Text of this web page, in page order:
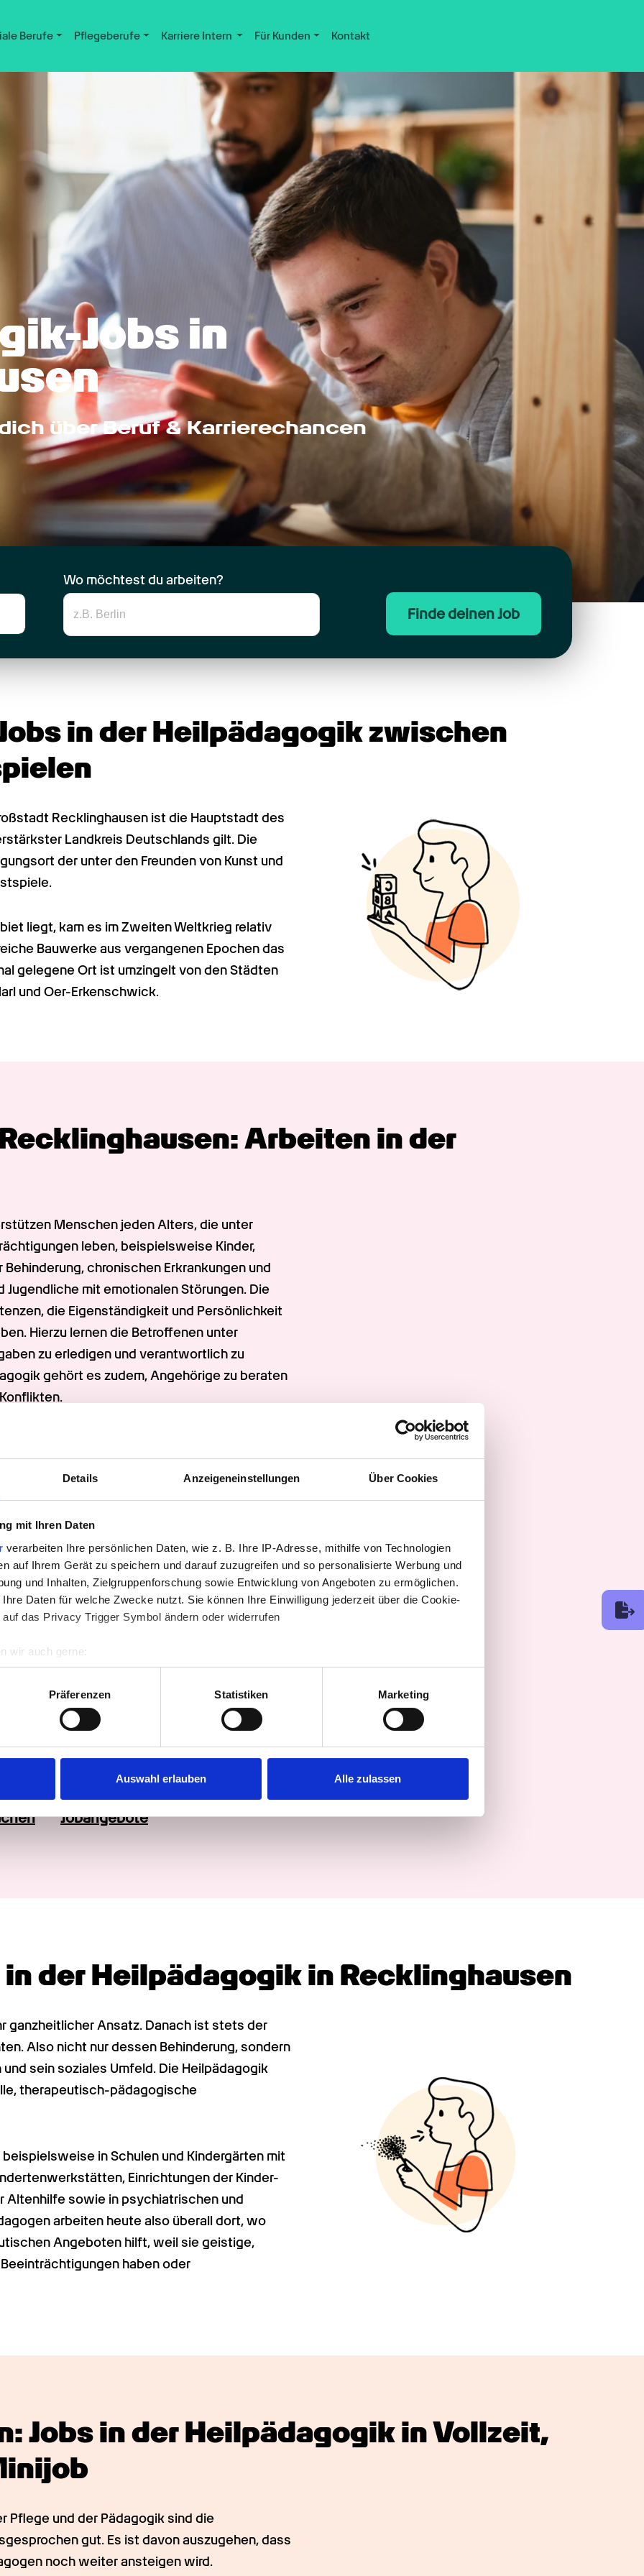
Details Anzeigeneinstellungen Über Cookies
mit Ihren Daten
verarbeiten Ihre persönlichen Daten, wie z. B. Ihre IP-Adresse, mithilfe von Technologien
auf Ihrem Gerät zu speichern und darauf zuzugreifen und so personalisierte Werbung und
und Inhalten, Zielgruppenforschung sowie Entwicklung von Angeboten zu ermöglichen.
Daten für welche Zwecke nutzt. Sie können Ihre Einwilligung jederzeit über die Cookie-
das Privacy Trigger Symbol ändern oder widerrufen
wir auch gerne:
geografische Lage erfassen, welche bis auf einige Meter genau sein können
Scannen nach bestimmten Merkmalen (Fingerprinting) identifizieren
Ihre persönlichen Daten verarbeitet werden, und legen Sie Ihre Präferenzen imAbschnitt
und Anzeigen zu personalisieren, Funktionen für soziale Medien anbieten zu können
zu analysieren. Außerdem geben wir Informationen zu Ihrer Verwendung unserer
soziale Medien, Werbung und Analysen weiter. Unsere Partner führen diese Informationen
Präferenzen Statistiken Marketing
Auswahl erlauben Alle zulassen
Berufe Pflegeberufe Karriere Intern Für Kunden Kontakt
Jobs in
über Beruf & Karrierechancen
Wo möchtest du arbeiten?
Finde deinen Job
in der Heilpädagogik zwischen
Recklinghausen ist die Hauptstadt des
Landkreis Deutschlands gilt. Die
der unter den Freunden von Kunst und
liegt, kam es im Zweiten Weltkrieg relativ
Bauwerke aus vergangenen Epochen das
gelegene Ort ist umzingelt von den Städten
und Oer-Erkenschwick.
Arbeiten in der
Menschen jeden Alters, die unter
leben, beispielsweise Kinder,
chronischen Erkrankungen und
mit emotionalen Störungen. Die
die Eigenständigkeit und Persönlichkeit
Hierzu lernen die Betroffenen unter
zu erledigen und verantwortlich zu
gehört es zudem, Angehörige zu beraten
die Heilpädagogen, erstellen auf Basis ihrer
und Behandlungsplan. Ihrer Diagnose liegen
Fähigkeiten des Patienten zugrunde. Zu
zählen unter anderem
Störungen
und der Gemeinschaftsfähigkeit
schwerster Behinderung und chronischer
täglichen Lebens
Jobangebote
der Heilpädagogik in Recklinghausen
ganzheitlicher Ansatz. Danach ist stets der
Also nicht nur dessen Behinderung, sondern
sein soziales Umfeld. Die Heilpädagogik
therapeutisch-pädagogische
in Schulen und Kindergärten mit
Einrichtungen der Kinder-
Altenhilfe sowie in psychiatrischen und
arbeiten heute also überall dort, wo
Angeboten hilft, weil sie geistige,
haben oder
Jobs in der Heilpädagogik in Vollzeit,
Pflege und der Pädagogik sind die
gut. Es ist davon auszugehen, dass
noch weiter ansteigen wird.